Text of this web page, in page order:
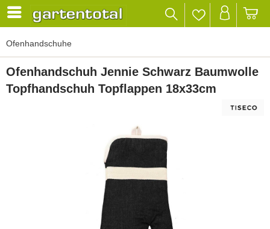
Ofenhandschuhe
Ofenhandschuh Jennie Schwarz Baumwolle
Topfhandschuh Topflappen 18x33cm